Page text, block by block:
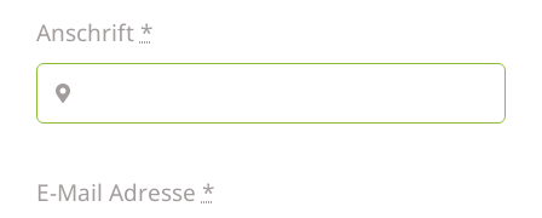
Anschrift *
E-Mail Adresse*